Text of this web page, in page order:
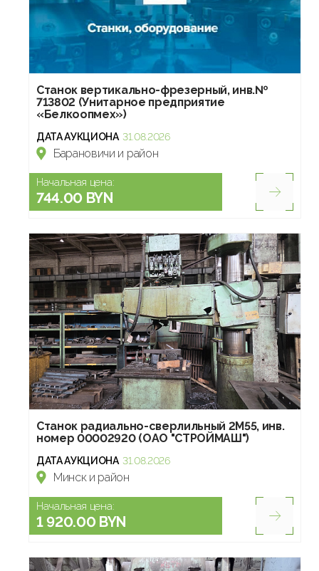
Станок вертикально-фрезерный, инв.№
713802 (Унитарное предприятие
«Белкоопмех»)
ДАТА АУКЦИОНА 31.08.2026
Барановичи и район
Начальная цена:
744.00 BYN
Станок радиально-сверлильный 2М55, инв.
номер 00002920 (ОАО "СТРОЙМАШ")
ДАТА АУКЦИОНА 31.08.2026
Минск и район
Начальная цена:
1 920.00 BYN